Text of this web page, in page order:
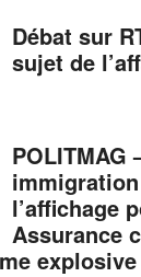
Débat sur
sujet de
POLITMAG
l’affichage
Assurance
explosive